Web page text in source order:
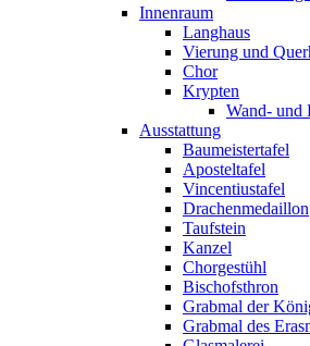
Innenraum
Langhaus
Vierung und
Chor
Krypten
Wand- und
Ausstattung
Baumeistertafel
Aposteltafel
Vincentiustafel
Drachenmedaillon
Taufstein
Kanzel
Chorgestühl
Bischofsthron
Grabmal der
Grabmal des